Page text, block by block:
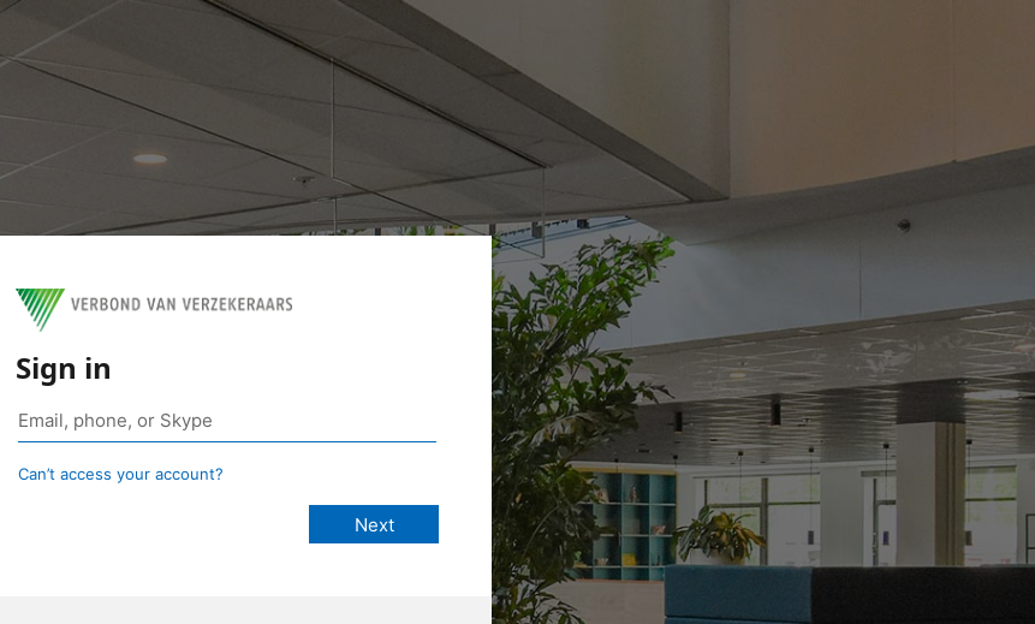
Sign in
Can’t access your account?